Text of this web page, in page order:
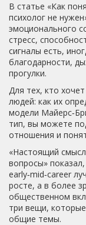
В статье «Как
психолог не
эмоционального
стресс,
сигналы есть,
благодарности,
прогулки.
Для тех, кто
людей: как их
модели
тип, вы можете
отношения и
«Настоящий
вопросы»
early‑mid‑career
росте, а в более
общественном
три вещи,
общие темы.